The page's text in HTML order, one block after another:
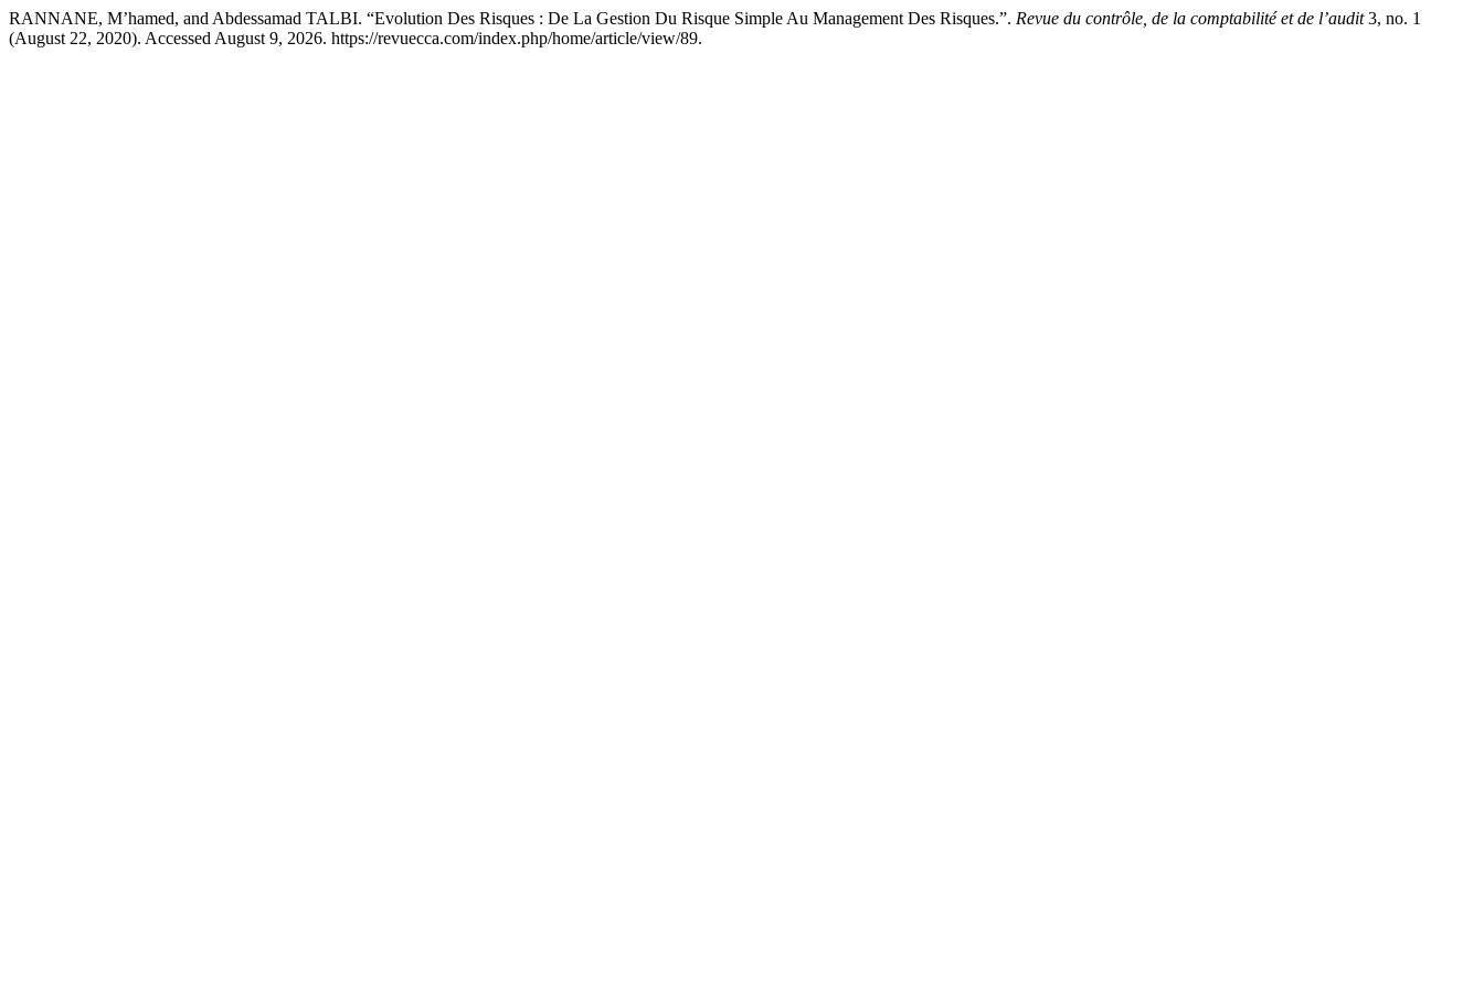
RANNANE, M’hamed, and Abdessamad TALBI. “Evolution Des Risques : De La Gestion Du Risque Simple Au Management Des Risques.”. Revue du contrôle, de la comptabilité et de l’audit3, no. 1
(August 22, 2020). Accessed August 9, 2026. https://revuecca.com/index.php/home/article/view/89.